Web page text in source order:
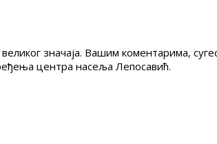
значаја. Вашим коментарима,
центра насеља Лепосавић.